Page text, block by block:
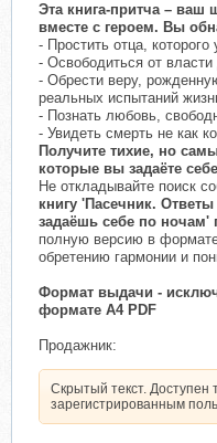
Эта книга-притча – ваш
вместе с героем. Вы
- Простить отца,
- Освободиться от власти
- Обрести веру,
реальных испытаний
- Познать любовь,
- Увидеть смерть не как
Получите тихие, но
которые вы задаёте
Не откладывайте поиск
книгу 'Пасечник.
задаёшь себе по ночам'
полную версию в
обретению гармонии и
Формат выдачи -
формате A4 PDF
Продажник:
Скрытый текст. Доступен
зарегистрированным